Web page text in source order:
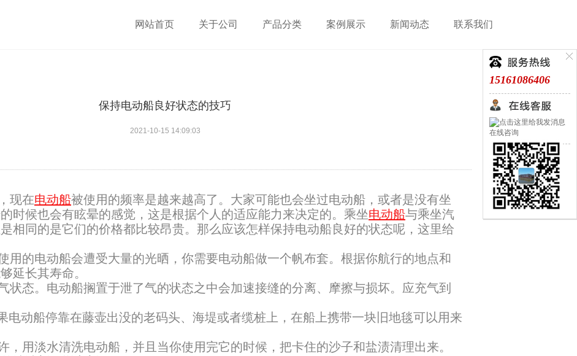
网站首页 关于公司 产品分类 案例展示 新闻动态 联系我们
保持电动船良好状态的技巧
2021-10-15 14:09:03
现在电动船被使用的频率是越来越高了。大家可能也会坐过电动船，或者是没有坐
时候也会有眩晕的感觉，这是根据个人的适应能力来决定的。乘坐电动船与乘坐汽
相同的是它们的价格都比较昂贵。那么应该怎样保持电动船良好的状态呢，这里给
用的电动船会遭受大量的光晒，你需要电动船做一个帆布套。根据你航行的地点和
延长其寿命。
状态。电动船搁置于泄了气的状态之中会加速接缝的分离、摩擦与损坏。应充气到
电动船停靠在藤壶出没的老码头、海堤或者缆桩上，在船上携带一块旧地毯可以用来
，用淡水清洗电动船，并且当你使用完它的时候，把卡住的沙子和盐渍清理出来。
15161086406
在线咨询